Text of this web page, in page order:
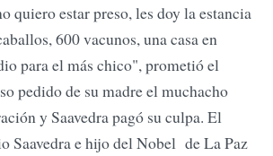
quiero estar preso, les doy la estancia
600 vacunos, una casa en
para el más chico", prometió el
pedido de su madre el muchacho
y Saavedra pagó su culpa. El
Saavedra e hijo del Nobel de La Paz